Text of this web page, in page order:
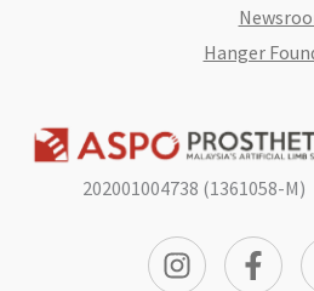
Hanger
202001004738 (1361058-M)